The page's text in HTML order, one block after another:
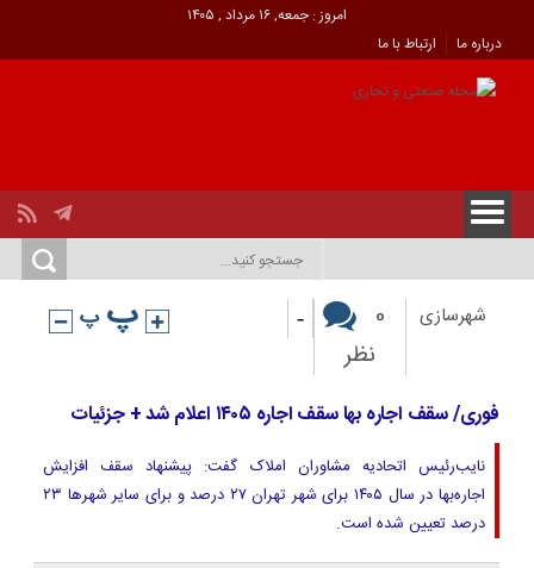
امروز : جمعه, ۱۶ مرداد , ۱۴۰۵
درباره ما
ارتباط با ما
شهرسازی
0
نظر
-
فوری/ سقف اجاره بها سقف اجاره ۱۴۰۵ اعلام شد + جزئیات
نایب‌رئیس اتحادیه مشاوران املاک گفت: پیشنهاد سقف افزایش
اجاره‌بها در سال ۱۴۰۵ برای شهر تهران ۲۷ درصد و برای سایر شهرها ۲۳
درصد تعیین شده است.